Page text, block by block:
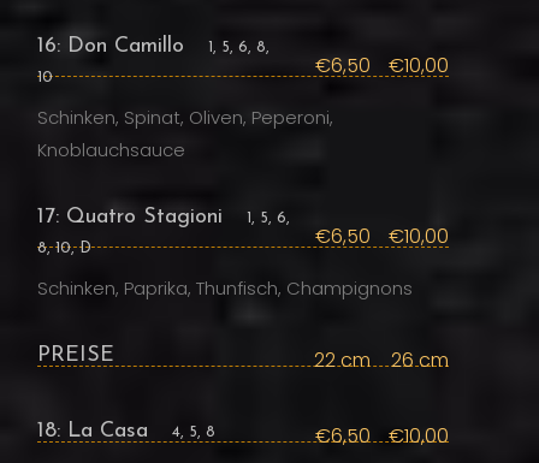
16: Don Camillo
1, 5, 6, 8,
10
€6,50 €10,00
Schinken, Spinat, Oliven, Peperoni,
Knoblauchsauce
17: Quatro Stagioni
1, 5, 6,
8, 10, D
€6,50 €10,00
Schinken, Paprika, Thunfisch, Champignons
PREISE 22 cm 26 cm
18: La Casa 4, 5, 8 €6,50 €10,00